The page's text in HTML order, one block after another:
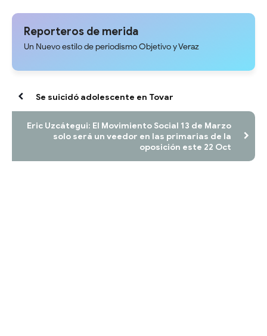
de todo el país en el Hotel
Caracas
Reporteros de merida
Un Nuevo estilo de periodismo Objetivo y Veraz
Se suicidó adolescente en Tovar
Eric Uzcátegui: El Movimiento Social 13 de Marzo
solo será un veedor en las primarias de la
oposición este 22 Oct